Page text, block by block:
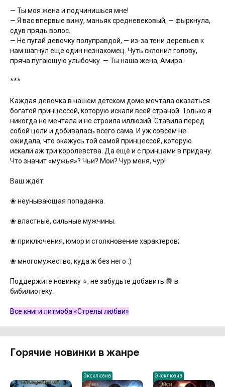
— Ты моя жена и подчинишься мне!
— Я вас впервые вижу, маньяк средневековый, — фыркнула,
сдув прядь волос.
— Не пугай девочку полуправдой, — из-за тени деревьев к
нам шагнул ещё один незнакомец. Чуть склонил голову,
пряча пугающую улыбочку. — Ты наша жена, Амира.
***
Каждая девочка в нашем детском доме мечтала оказаться
богатой принцессой, которую искали всей страной. Только я
никогда не мечтала и не строила иллюзий. Ставила перед
собой цели и добивалась всего сама. И уж совсем не
ожидала, что окажусь той самой принцессой, которую
искали аж три королевства. Да ещё и с принцами в придачу.
Что значит «мужья»? Чьи? Мои? Чур меня, чур!
Ваш ждёт:
❀ неунывающая попаданка.
❀ властные, сильные мужчины.
❀ приключения, юмор и столкновение характеров;
❀ многомужество, куда ж без него :)
Поддержите новинку ⭐, не забудьте добавить 📗 в
бибилиотеку.
Все книги литмоба «Стрелы любви»
Горячие новинки в жанре
Эксклюзив Эксклюзив